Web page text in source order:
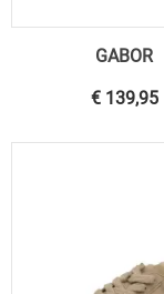
GABOR
€ 139,95